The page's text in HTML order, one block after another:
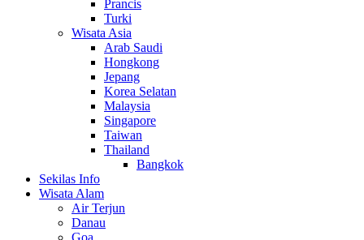
Prancis
Turki
Wisata Asia
Arab Saudi
Hongkong
Jepang
Korea Selatan
Malaysia
Singapore
Taiwan
Thailand
Bangkok
Sekilas Info
Wisata Alam
Air Terjun
Danau
Goa